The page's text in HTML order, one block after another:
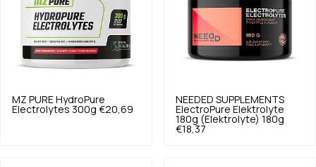
MZ PURE HydroPure
Electrolytes 300g €20,69
NEEDED SUPPLEMENTS
ElectroPure Elektrolyte
180g (Elektrolyte) 180g
€18,37